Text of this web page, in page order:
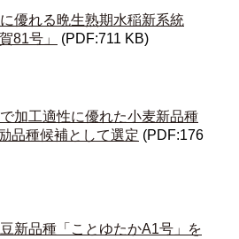
優れる晩生熟期水稲新系統
81号」
(PDF:711 KB)
加工適性に優れた小麦新品種
品種候補として選定 (PDF:176
新品種「ことゆたかA1号」を